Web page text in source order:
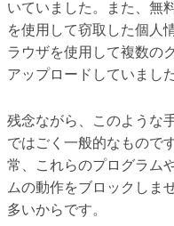
いていました。また、無
を使用して窃取した個人
ラウザを使用して複数の
アップロードしていました
残念ながら、このような
ではごく一般的なもので
常、これらのプログラム
ムの動作をブロックしま
多いからです。